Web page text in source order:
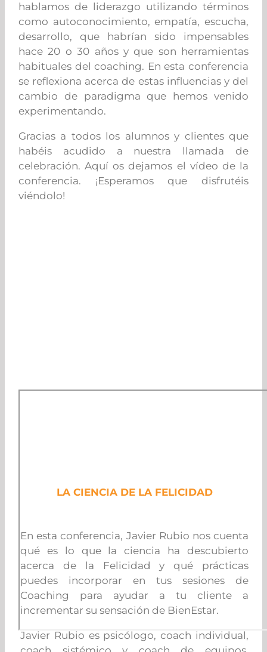
hablamos de liderazgo utilizando términos
como autoconocimiento, empatía, escucha,
desarrollo, que habrían sido impensables
hace 20 o 30 años y que son herramientas
habituales del coaching. En esta conferencia
se reflexiona acerca de estas influencias y del
cambio de paradigma que hemos venido
experimentando.
Gracias a todos los alumnos y clientes que
habéis acudido a nuestra llamada de
celebración. Aquí os dejamos el vídeo de la
conferencia. ¡Esperamos que disfrutéis
viéndolo!
LA CIENCIA DE LA FELICIDAD
En esta conferencia, Javier Rubio nos cuenta
qué es lo que la ciencia ha descubierto
acerca de la Felicidad y qué prácticas
puedes incorporar en tus sesiones de
Coaching para ayudar a tu cliente a
incrementar su sensación de BienEstar.
Javier Rubio es psicólogo, coach individual,